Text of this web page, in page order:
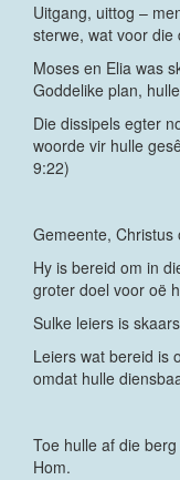
Uitgang, uittog –
sterwe, wat voor die
Moses en Elia was
Goddelike plan,
Die dissipels egter
woorde vir hulle
9:22)
Gemeente, Christus
Hy is bereid om in
groter doel voor oë
Sulke leiers is
Leiers wat bereid is
omdat hulle
Toe hulle af die
Hom.